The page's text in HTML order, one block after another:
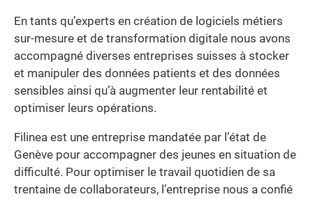
En tants qu’experts en création de logiciels métiers
sur-mesure et de transformation digitale nous avons
accompagné diverses entreprises suisses à stocker
et manipuler des données patients et des données
sensibles ainsi qu’à augmenter leur rentabilité et
optimiser leurs opérations.
Filinea est une entreprise mandatée par l’état de
Genève pour accompagner des jeunes en situation de
difficulté. Pour optimiser le travail quotidien de sa
trentaine de collaborateurs, l’entreprise nous a confié